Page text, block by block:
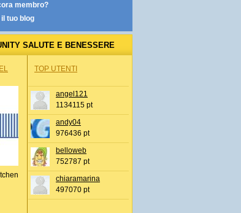
membro?
il tuo blog
SALUTE E BENESSERE
TOP UTENTI
angel121
1134115 pt
andy04
976436 pt
belloweb
752787 pt
chiaramarina
497070 pt